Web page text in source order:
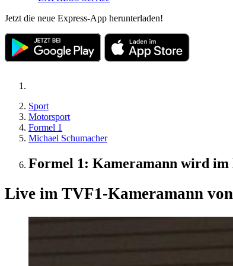
Jetzt die neue Express-App herunterladen!
Sport
Motorsport
Formel 1
Michael Schumacher
Formel 1: Kameramann wird
Live im TVF1-Kameramann